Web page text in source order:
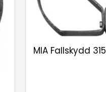
MIA Fallskydd 315